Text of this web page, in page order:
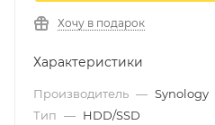
Хочу в подарок
Характеристики
Производитель — Synology
Тип — HDD/SSD